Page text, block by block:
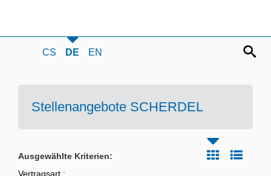
CS DE EN
Stellenangebote SCHERDEL
Ausgewählte Kriterien:
Vertragsart :